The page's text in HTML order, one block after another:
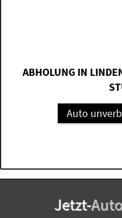
ABHOLUNG IN
Auto
Jetzt-